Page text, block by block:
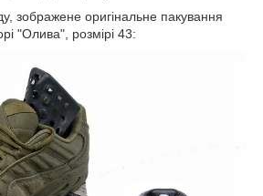
зображене оригінальне пакування
"Олива", розмірі 43: